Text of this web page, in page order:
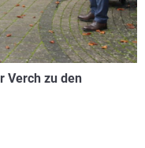
Verch zu den